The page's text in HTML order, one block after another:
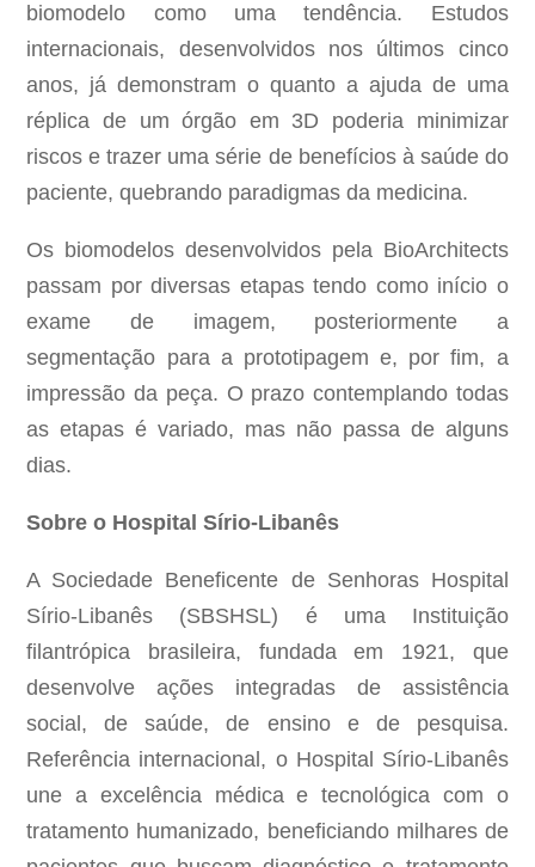
biomodelo como uma tendência. Estudos
internacionais, desenvolvidos nos últimos cinco
anos, já demonstram o quanto a ajuda de uma
réplica de um órgão em 3D poderia minimizar
riscos e trazer uma série de benefícios à saúde do
paciente, quebrando paradigmas da medicina.
Os biomodelos desenvolvidos pela BioArchitects
passam por diversas etapas tendo como início o
exame de imagem, posteriormente a
segmentação para a prototipagem e, por fim, a
impressão da peça. O prazo contemplando todas
as etapas é variado, mas não passa de alguns
dias.
Sobre o Hospital Sírio-Libanês
A Sociedade Beneficente de Senhoras Hospital
Sírio-Libanês (SBSHSL) é uma Instituição
filantrópica brasileira, fundada em 1921, que
desenvolve ações integradas de assistência
social, de saúde, de ensino e de pesquisa.
Referência internacional, o Hospital Sírio-Libanês
une a excelência médica e tecnológica com o
tratamento humanizado, beneficiando milhares de